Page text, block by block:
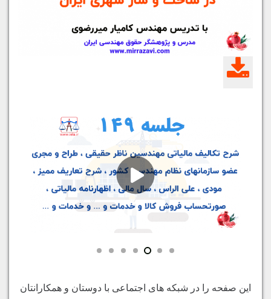
این صفحه را در شبکه های اجتماعی با دوستان و همکارانتان